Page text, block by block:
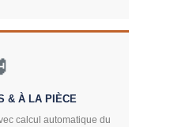
& À LA PIÈCE
calcul automatique du